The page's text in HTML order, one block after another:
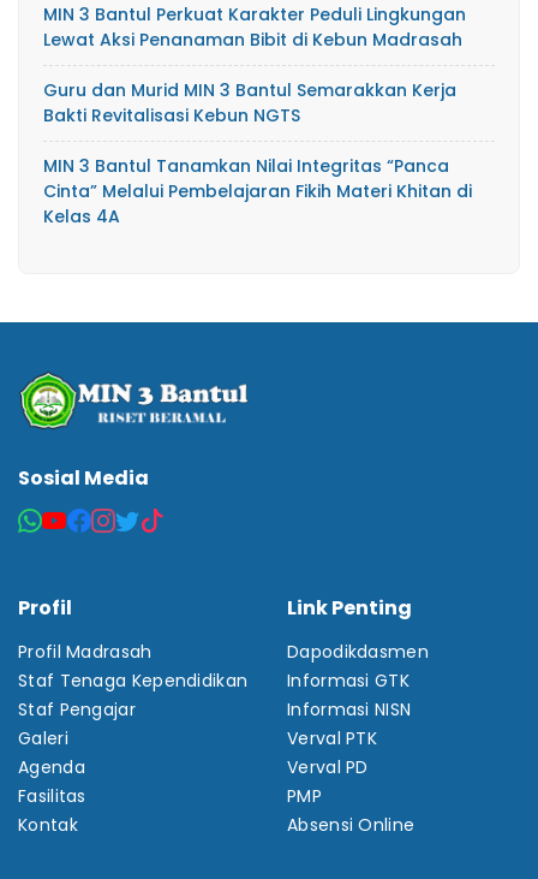
MIN 3 Bantul Perkuat Karakter Peduli Lingkungan
Lewat Aksi Penanaman Bibit di Kebun Madrasah
Guru dan Murid MIN 3 Bantul Semarakkan Kerja
Bakti Revitalisasi Kebun NGTS
MIN 3 Bantul Tanamkan Nilai Integritas “Panca
Cinta” Melalui Pembelajaran Fikih Materi Khitan di
Kelas 4A
Sosial Media
Profil
Profil Madrasah
Staf Tenaga Kependidikan
Staf Pengajar
Galeri
Agenda
Fasilitas
Kontak
Link Penting
Dapodikdasmen
Informasi GTK
Informasi NISN
Verval PTK
Verval PD
PMP
Absensi Online